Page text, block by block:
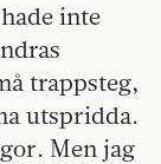
inte
trappsteg,
utspridda.
Men jag